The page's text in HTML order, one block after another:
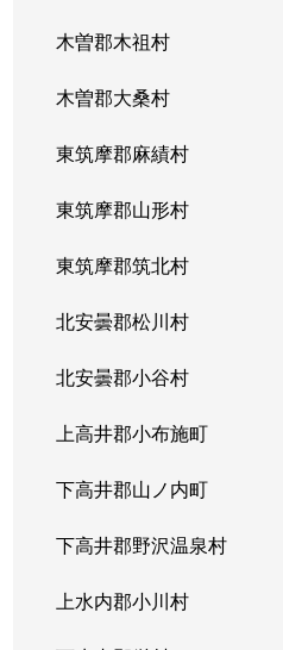
木曽郡木祖村
木曽郡大桑村
東筑摩郡麻績村
東筑摩郡山形村
東筑摩郡筑北村
北安曇郡松川村
北安曇郡小谷村
上高井郡小布施町
下高井郡山ノ内町
下高井郡野沢温泉村
上水内郡小川村